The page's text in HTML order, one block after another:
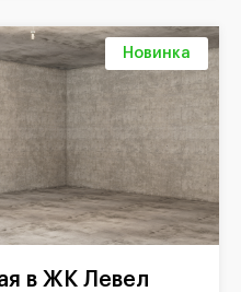
Новинка